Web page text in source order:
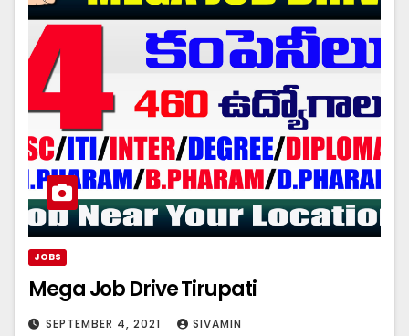
JOBS
Mega Job Drive Tirupati
SEPTEMBER 4, 2021 SIVAMIN